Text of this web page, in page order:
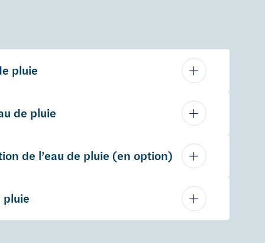
pluie
de pluie
de l’eau de pluie (en option)
pluie